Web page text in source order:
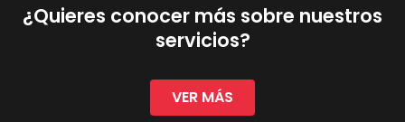
¿Quieres conocer más sobre nuestros
servicios?
VER MÁS